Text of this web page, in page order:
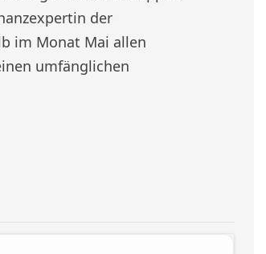
der
im Monat Mai allen
umfänglichen